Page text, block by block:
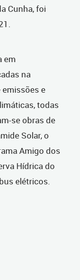
Cunha, foi
em
na
emissões e
todas
se obras de
Solar, o
Amigo dos
Hídrica do
elétricos.